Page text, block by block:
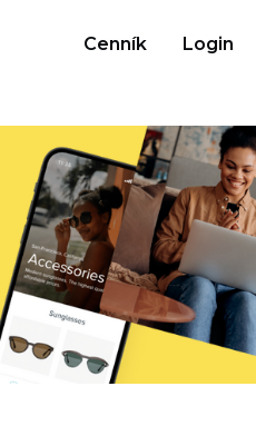
Cenník Login